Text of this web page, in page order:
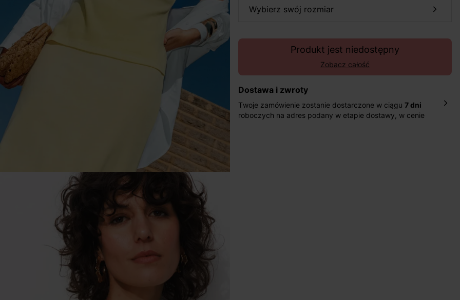
wybierz swój rozmiar
Produkt jest niedostępny
Zobacz całość
Dostawa i zwroty
Twoje zamówienie zostanie dostarczone w ciągu 7 dni
roboczych na adres podany w etapie dostawy, w cenie